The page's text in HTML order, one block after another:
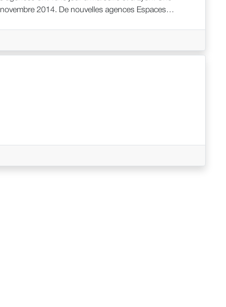
2014. De nouvelles agences Espaces
FRANCAISES Les candidats à la franchise Espaces